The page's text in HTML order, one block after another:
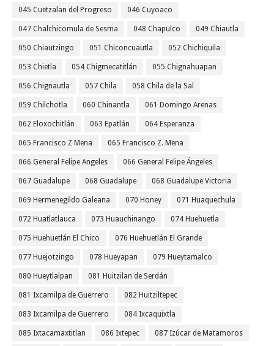
045 Cuetzalan del Progreso 046 Cuyoaco
047 Chalchicomula de Sesma 048 Chapulco 049 Chiautla
050 Chiautzingo 051 Chiconcuautla 052 Chichiquila
053 Chietla 054 Chigmecatitlán 055 Chignahuapan
056 Chignautla 057 Chila 058 Chila de la Sal
059 Chilchotla 060 Chinantla 061 Domingo Arenas
062 Eloxochitlán 063 Epatlán 064 Esperanza
065 Francisco Z Mena 065 Francisco Z. Mena
066 General Felipe Angeles 066 General Felipe Ángeles
067 Guadalupe 068 Guadalupe 068 Guadalupe Victoria
069 Hermenegildo Galeana 070 Honey 071 Huaquechula
072 Huatlatlauca 073 Huauchinango 074 Huehuetla
075 Huehuetlán El Chico 076 Huehuetlán El Grande
077 Huejotzingo 078 Hueyapan 079 Hueytamalco
080 Hueytlalpan 081 Huitzilan de Serdán
081 Ixcamilpa de Guerrero 082 Huitziltepec
083 Ixcamilpa de Guerrero 084 Ixcaquixtla
085 Ixtacamaxtitlan 086 Ixtepec 087 Izúcar de Matamoros